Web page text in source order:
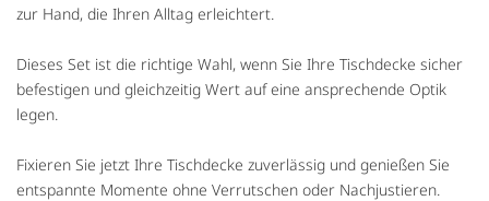
zur Hand, die Ihren Alltag erleichtert.
Dieses Set ist die richtige Wahl, wenn Sie Ihre Tischdecke sicher
befestigen und gleichzeitig Wert auf eine ansprechende Optik
legen.
Fixieren Sie jetzt Ihre Tischdecke zuverlässig und genießen Sie
entspannte Momente ohne Verrutschen oder Nachjustieren.